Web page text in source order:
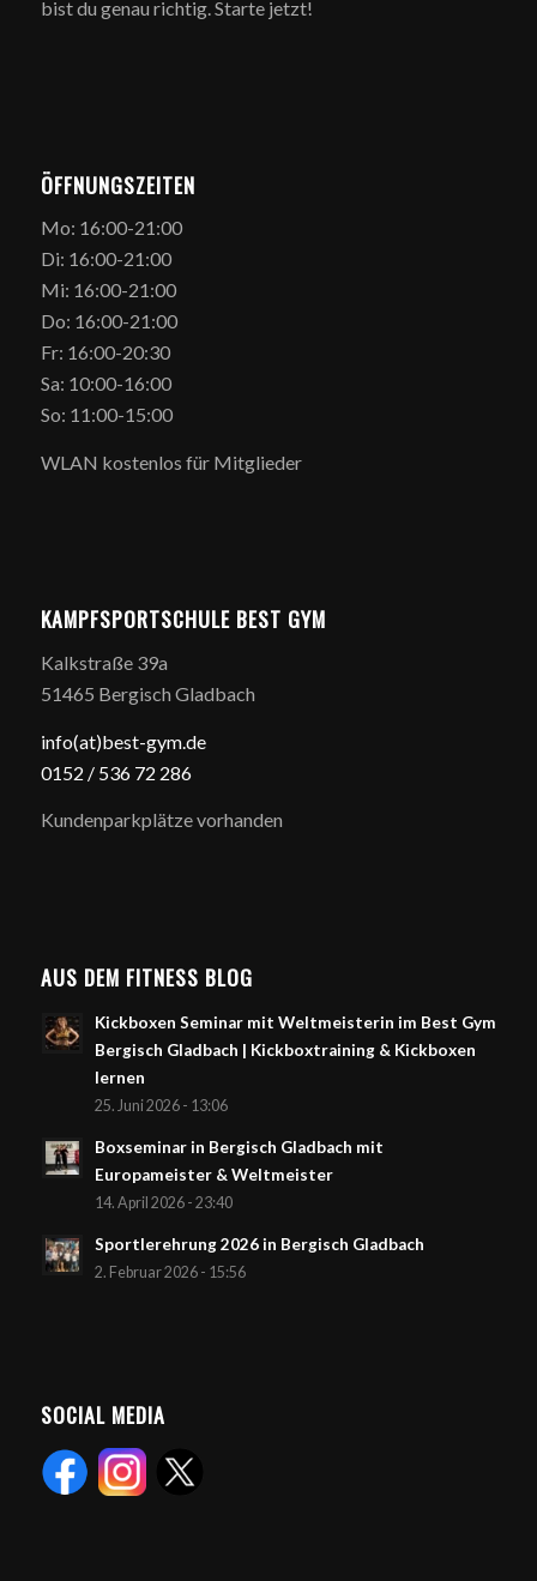
bist du genau richtig. Starte jetzt!
ÖFFNUNGSZEITEN
Mo: 16:00-21:00
Di: 16:00-21:00
Mi: 16:00-21:00
Do: 16:00-21:00
Fr: 16:00-20:30
Sa: 10:00-16:00
So: 11:00-15:00
WLAN kostenlos für Mitglieder
KAMPFSPORTSCHULE BEST GYM
Kalkstraße 39a
51465 Bergisch Gladbach
info(at)best-gym.de
0152 / 536 72 286
Kundenparkplätze vorhanden
AUS DEM FITNESS BLOG
Kickboxen Seminar mit Weltmeisterin im Best Gym
Bergisch Gladbach | Kickboxtraining & Kickboxen
lernen
25. Juni 2026 - 13:06
Boxseminar in Bergisch Gladbach mit
Europameister & Weltmeister
14. April 2026 - 23:40
Sportlerehrung 2026 in Bergisch Gladbach
2. Februar 2026 - 15:56
SOCIAL MEDIA